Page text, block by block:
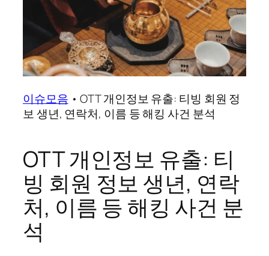
이슈모음 •OTT 개인정보 유출: 티빙 회원 정
보 생년, 연락처, 이름 등 해킹 사건 분석
OTT 개인정보 유출: 티
빙 회원 정보 생년, 연락
처, 이름 등 해킹 사건 분
석